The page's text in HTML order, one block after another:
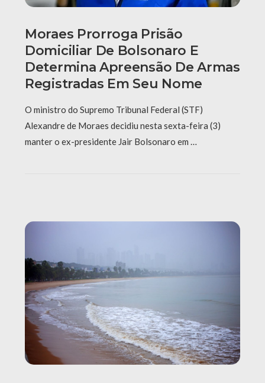
Moraes Prorroga Prisão
Domiciliar De Bolsonaro E
Determina Apreensão De Armas
Registradas Em Seu Nome
O ministro do Supremo Tribunal Federal (STF)
Alexandre de Moraes decidiu nesta sexta-feira (3)
manter o ex-presidente Jair Bolsonaro em …